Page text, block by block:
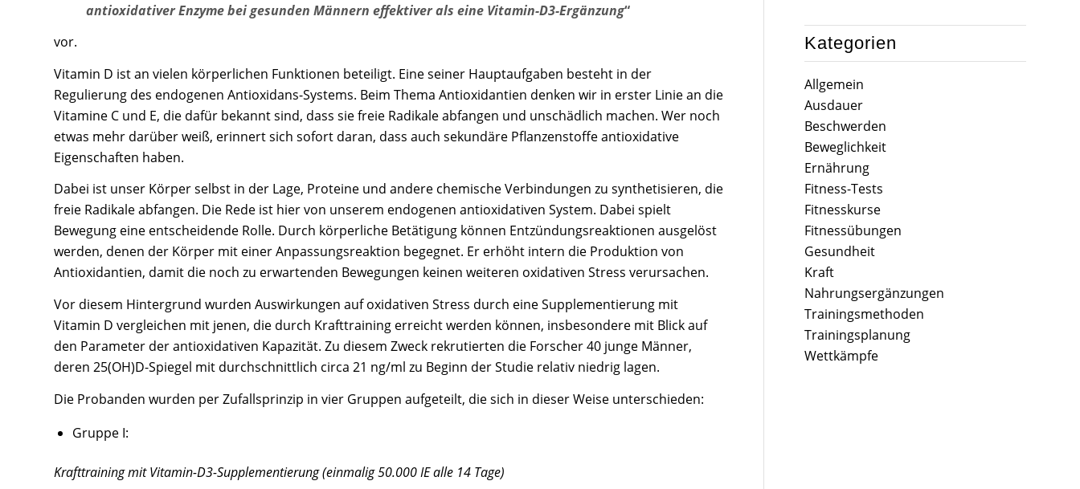
antioxidativer Enzyme bei gesunden Männern effektiver als eine Vitamin-D3-Ergänzung“
vor.
Vitamin D ist an vielen körperlichen Funktionen beteiligt. Eine seiner Hauptaufgaben besteht in der
Regulierung des endogenen Antioxidans-Systems. Beim Thema Antioxidantien denken wir in erster Linie an die
Vitamine C und E, die dafür bekannt sind, dass sie freie Radikale abfangen und unschädlich machen. Wer noch
etwas mehr darüber weiß, erinnert sich sofort daran, dass auch sekundäre Pflanzenstoffe antioxidative
Eigenschaften haben.
Dabei ist unser Körper selbst in der Lage, Proteine und andere chemische Verbindungen zu synthetisieren, die
freie Radikale abfangen. Die Rede ist hier von unserem endogenen antioxidativen System. Dabei spielt
Bewegung eine entscheidende Rolle. Durch körperliche Betätigung können Entzündungsreaktionen ausgelöst
werden, denen der Körper mit einer Anpassungsreaktion begegnet. Er erhöht intern die Produktion von
Antioxidantien, damit die noch zu erwartenden Bewegungen keinen weiteren oxidativen Stress verursachen.
Vor diesem Hintergrund wurden Auswirkungen auf oxidativen Stress durch eine Supplementierung mit
Vitamin D vergleichen mit jenen, die durch Krafttraining erreicht werden können, insbesondere mit Blick auf
den Parameter der antioxidativen Kapazität. Zu diesem Zweck rekrutierten die Forscher 40 junge Männer,
deren 25(OH)D-Spiegel mit durchschnittlich circa 21 ng/ml zu Beginn der Studie relativ niedrig lagen.
Die Probanden wurden per Zufallsprinzip in vier Gruppen aufgeteilt, die sich in dieser Weise unterschieden:
Gruppe I:
Krafttraining mit Vitamin-D3-Supplementierung (einmalig 50.000 IE alle 14 Tage)
Kategorien
Allgemein
Ausdauer
Beschwerden
Beweglichkeit
Ernährung
Fitness-Tests
Fitnesskurse
Fitnessübungen
Gesundheit
Kraft
Nahrungsergänzungen
Trainingsmethoden
Trainingsplanung
Wettkämpfe